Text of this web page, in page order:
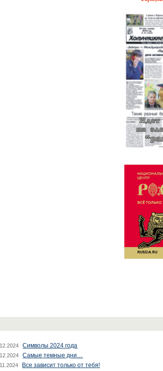
Символы 2024 года
Самые темные дни…
Все зависит только от тебя!